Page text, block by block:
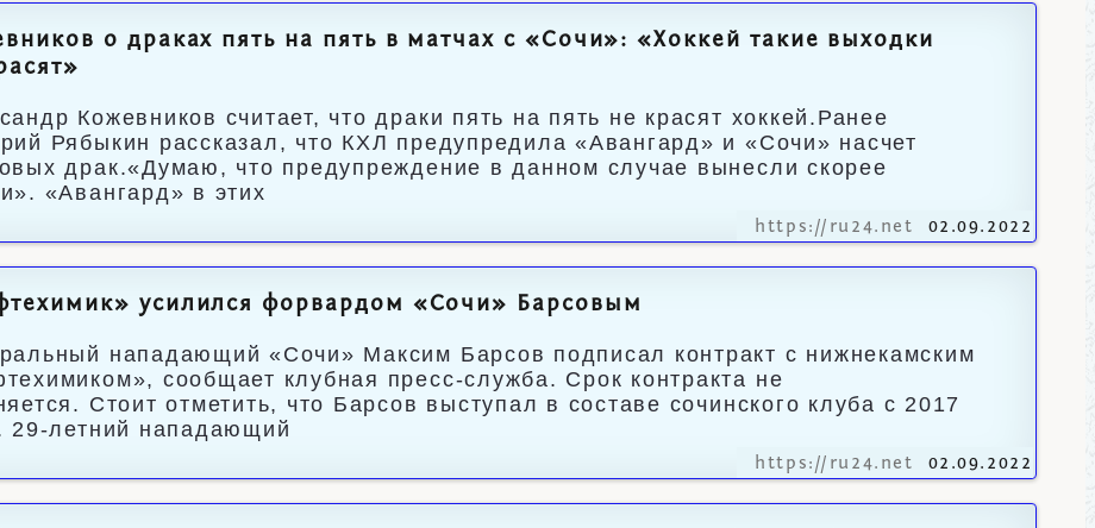
о драках пять на пять в матчах с «Сочи»: «Хоккей такие выходки
Кожевников считает, что драки пять на пять не красят хоккей.Ранее
Рябыкин рассказал, что КХЛ предупредила «Авангард» и «Сочи» насчет
драк.«Думаю, что предупреждение в данном случае вынесли скорее
«Авангард» в этих
https://ru24.net 02.09.2022
усилился форвардом «Сочи» Барсовым
нападающий «Сочи» Максим Барсов подписал контракт с нижнекамским
сообщает клубная пресс-служба. Срок контракта не
Стоит отметить, что Барсов выступал в составе сочинского клуба с 2017
29‑летний нападающий
https://ru24.net 02.09.2022